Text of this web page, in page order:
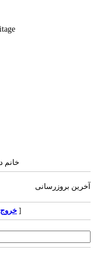
خانم
آخرین بروزرسانی
خروج[